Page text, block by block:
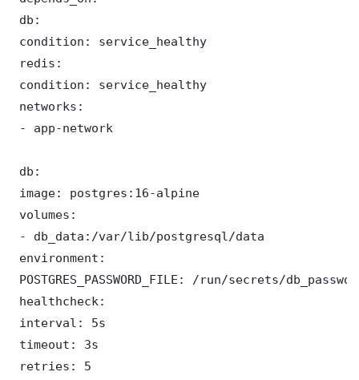
db:
condition: service_healthy
redis:
condition: service_healthy
networks:
- app-network
db:
image: postgres:16-alpine
volumes:
- db_data:/var/lib/postgresql/data
environment:
POSTGRES_PASSWORD_FILE: /run/secrets/
healthcheck:
interval: 5s
timeout: 3s
retries: 5